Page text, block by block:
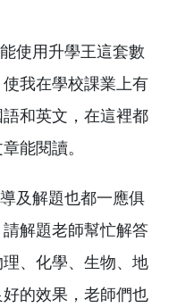
使用升學王這套數
我在學校課業上有
和英文，在這裡都
能閱讀。
及解題也都一應俱
解題老師幫忙解答
、化學、生物、地
的效果，老師們也